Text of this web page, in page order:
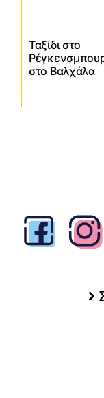
Ταξίδι στο
στο Βαλχάλα